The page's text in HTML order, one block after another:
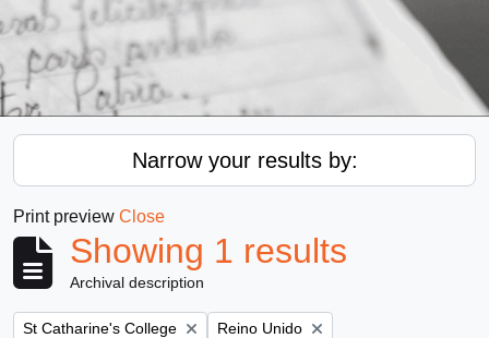
Narrow your results by:
Print preview Close
Showing 1 results
Archival description
Remove filter:
St Catharine's College Remove filter:
Reino Unido